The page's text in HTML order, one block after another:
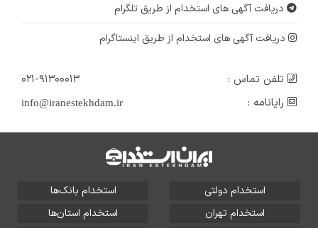
دریافت آگهی های استخدام از طریق تلگرام
دریافت آگهی های استخدام از طریق اینستاگرام
تلفن تماس :
۰۲۱-۹۱۳۰۰۰۱۳
رایانامه :
info@iranestekhdam.ir
استخدام دولتی
استخدام بانک‌ها
استخدام تهران
استخدام استان‌ها